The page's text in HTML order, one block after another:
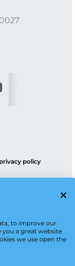
to improve our
you a great website
we use open the
policy